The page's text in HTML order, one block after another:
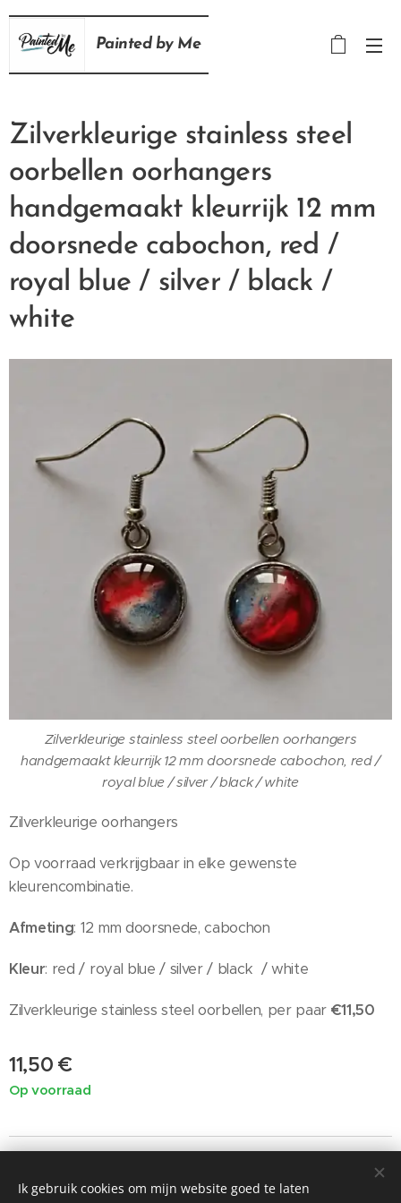
Painted byMe
Zilverkleurige stainless steel
oorbellen oorhangers
handgemaakt kleurrijk 12 mm
doorsnede cabochon, red /
royal blue / silver / black /
white
Zilverkleurige stainless steel oorbellen oorhangers
handgemaakt kleurrijk 12 mm doorsnede cabochon, red /
royal blue / silver / black / white
Zilverkleurige oorhangers
Op voorraad verkrijgbaar in elke gewenste
kleurencombinatie.
Afmeting: 12 mm doorsnede, cabochon
Kleur: red / royal blue / silver / black / white
Zilverkleurige stainless steel oorbellen, per paar €11,50
11,50 €
Op voorraad
Ik gebruik cookies om mijn website goed te laten